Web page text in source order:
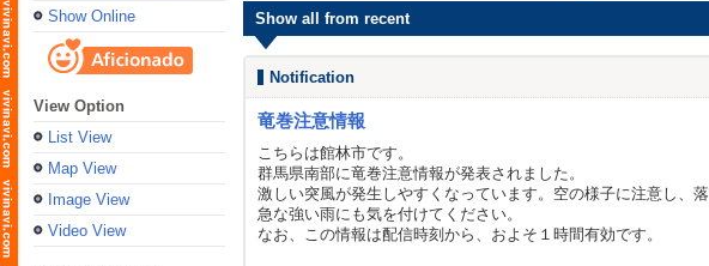
Show Online
View Option
List View
Map View
Image View
Video View
Show all from recent
Notification
竜巻注意情報
こちらは館林市です。
群馬県南部に竜巻注意情報が発表されました。
激しい突風が発生しやすくなっています。空の様子に注意し、落
急な強い雨にも気を付けてください。
なお、この情報は配信時刻から、およそ１時間有効です。